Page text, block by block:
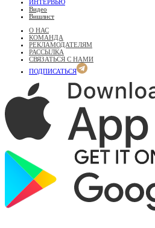
ИНТЕРВЬЮ
Видео
Вишлист
О НАС
КОМАНДА
РЕКЛАМОДАТЕЛЯМ
РАССЫЛКА
СВЯЗАТЬСЯ С НАМИ
ПОДПИСАТЬСЯ